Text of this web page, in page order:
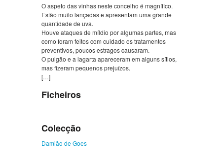
O aspeto das vinhas neste concelho é magnífico.
Estão muito lançadas e apresentam uma grande
quantidade de uva.
Houve ataques de míldio por algumas partes, mas
como foram feitos com cuidado os tratamentos
preventivos, poucos estragos causaram.
O pulgão e a lagarta apareceram em alguns sítios,
mas fizeram pequenos prejuízos.
[…]
Ficheiros
Colecção
Damião de Goes